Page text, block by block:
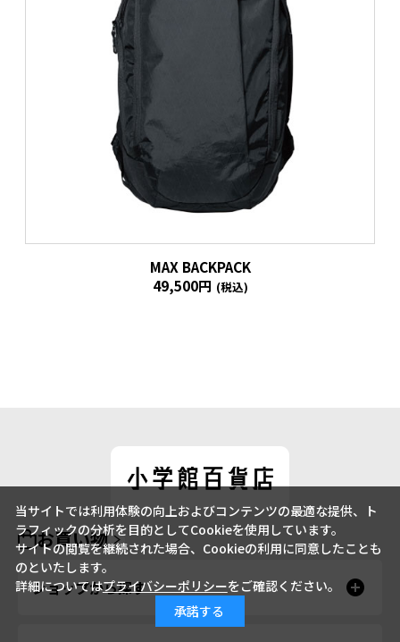
MAX BACKPACK
49,500円 (税込)
お買い物
ショップから探す
当サイトでは利用体験の向上およびコンテンツの最適な提供、ト
ラフィックの分析を目的としてCookieを使用しています。
サイトの閲覧を継続された場合、Cookieの利用に同意したことも
のといたします。
詳細についてはプライバシーポリシーをご確認ください。
承諾する